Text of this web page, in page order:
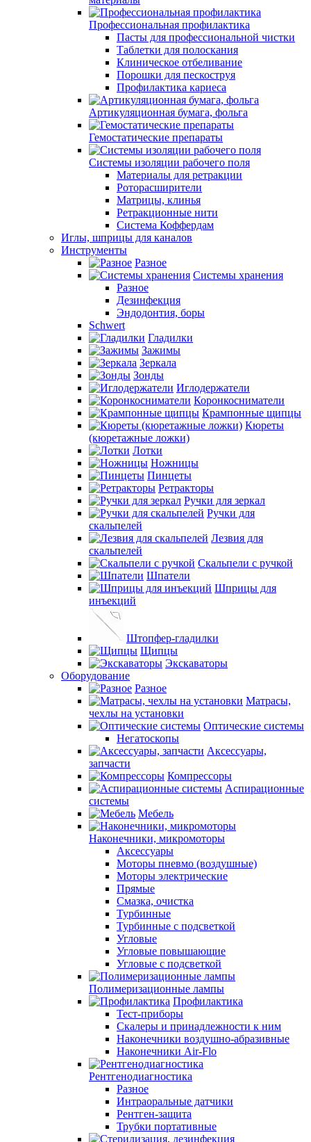
Профессиональная профилактика
Пасты для профессиональной чистки
Таблетки для полоскания
Клиническое отбеливание
Порошки для пескоструя
Профилактика кариеса
Артикуляционная бумага, фольга
Гемостатические препараты
Системы изоляции рабочего поля
Материалы для ретракции
Роторасширители
Матрицы, клинья
Ретракционные нити
Система Коффердам
Иглы, шприцы для каналов
Инструменты
Разное
Системы хранения
Разное
Дезинфекция
Эндодонтия, боры
Schwert
Гладилки
Зажимы
Зеркала
Зонды
Иглодержатели
Коронкосниматели
Крампонные щипцы
Кюреты
(кюретажные ложки)
Лотки
Ножницы
Пинцеты
Ретракторы
Ручки для зеркал
Ручки для
скальпелей
Лезвия для
скальпелей
Скальпели с ручкой
Шпатели
Шприцы для
инъекций
Штопфер-гладилки
Щипцы
Экскаваторы
Оборудование
Разное
Матрасы,
чехлы на установки
Оптические системы
Негатоскопы
Аксессуары,
запчасти
Компрессоры
Аспирационные
системы
Мебель
Наконечники, микромоторы
Аксессуары
Моторы пневмо (воздушные)
Моторы электрические
Прямые
Смазка, очистка
Турбинные
Турбинные с подсветкой
Угловые
Угловые повышающие
Угловые с подсветкой
Полимеризационные лампы
Профилактика
Тест-приборы
Скалеры и принадлежности к ним
Наконечники воздушно-абразивные
Наконечники Air-Flo
Рентгенодиагностика
Разное
Интраоральные датчики
Рентген-защита
Трубки портативные